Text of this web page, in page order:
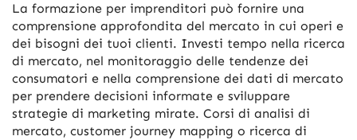
La formazione per imprenditori può fornire una
comprensione approfondita del mercato in cui operi e
dei bisogni dei tuoi clienti. Investi tempo nella ricerca
di mercato, nel monitoraggio delle tendenze dei
consumatori e nella comprensione dei dati di mercato
per prendere decisioni informate e sviluppare
strategie di marketing mirate. Corsi di analisi di
mercato, customer journey mapping o ricerca di